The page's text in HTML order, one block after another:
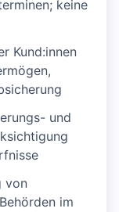
keine
Kund:innen
und
von
im